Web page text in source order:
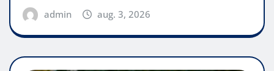
admin aug. 3, 2026